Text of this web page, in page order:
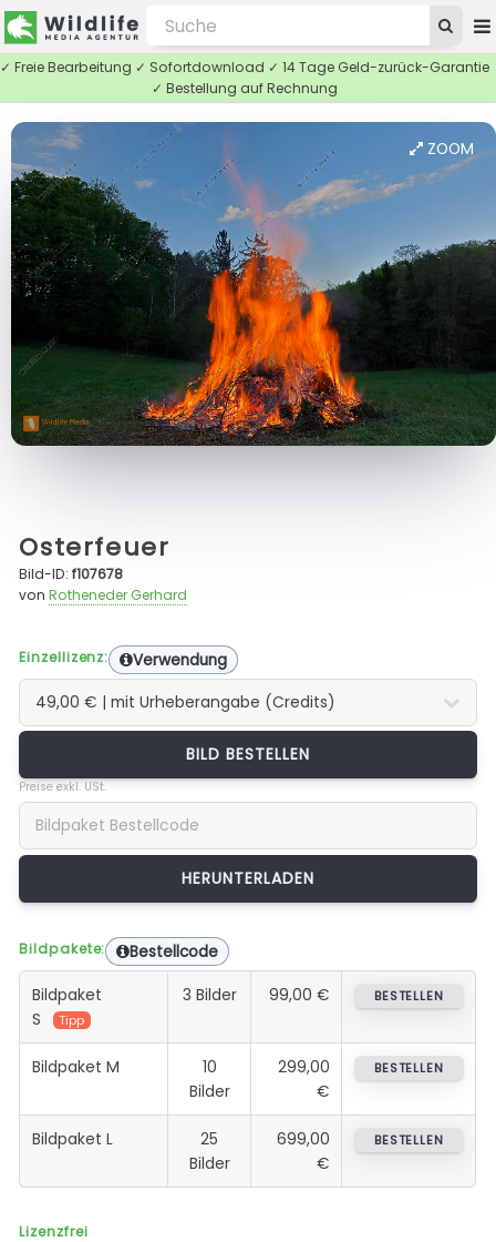
✓ Freie Bearbeitung ✓ Sofortdownload ✓ 14 Tage Geld-zurück-Garantie
✓ Bestellung auf Rechnung
ZOOM
Osterfeuer
Bild-ID:f107678
vonRotheneder Gerhard
Einzellizenz: Verwendung
BILD BESTELLEN
Preise exkl. USt.
Bildpakete: Bestellcode
Bildpaket
S
Tipp
3 Bilder 99,00 € BESTELLEN
Bildpaket M
10
Bilder
299,00
€
BESTELLEN
Bildpaket L
25
Bilder
699,00
€
BESTELLEN
Lizenzfrei